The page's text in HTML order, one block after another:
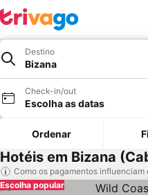
Destino
Bizana
Check-in/out
Escolha as datas
Ordenar
Hotéis em Bizana
Como os pagamentos influenciam
Escolha popular